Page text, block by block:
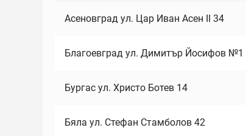
Асеновград ул. Цар Иван Асен II 34
Благоевград ул. Димитър Йосифов №1
Бургас ул. Христо Ботев 14
Бяла ул. Стефан Стамболов 42